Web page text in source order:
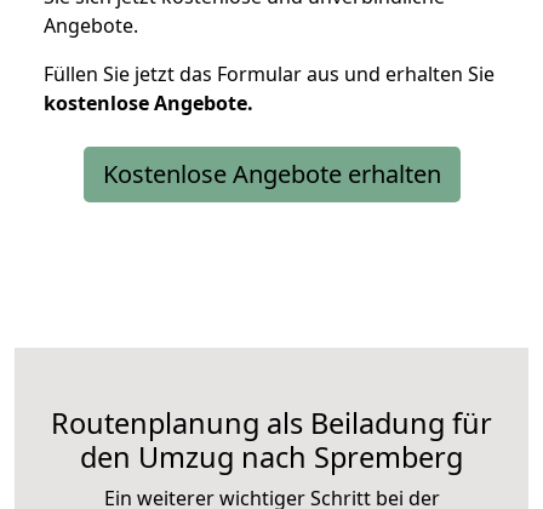
Angebote.
Füllen Sie jetzt das Formular aus und erhalten Sie
kostenloseAngebote.
Kostenlose Angebote erhalten
Routenplanung als Beiladung für
den Umzug nach Spremberg
Ein weiterer wichtiger Schritt bei der